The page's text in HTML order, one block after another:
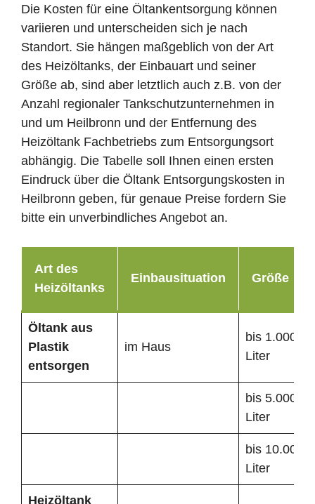
Die Kosten für eine Öltankentsorgung können
variieren und unterscheiden sich je nach
Standort. Sie hängen maßgeblich von der Art
des Heizöltanks, der Einbauart und seiner
Größe ab, sind aber letztlich auch z.B. von der
Anzahl regionaler Tankschutzunternehmen in
und um Heilbronn und der Entfernung des
Heizöltank Fachbetriebs zum Entsorgungsort
abhängig. Die Tabelle soll Ihnen einen ersten
Eindruck über die Öltank Entsorgungskosten in
Heilbronn geben, für genaue Preise fordern Sie
bitte ein unverbindliches Angebot an.
Art des
Heizöltanks
Einbausituation Größe
Öltank aus
Plastik
entsorgen
im Haus
bis 1.000
Liter
bis 5.000
Liter
bis 10.000
Liter
Heizöltank